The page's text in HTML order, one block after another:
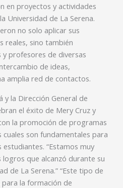
en proyectos y actividades
Universidad de La Serena.
no solo aplicar sus
reales, sino también
profesores de diversas
de ideas,
amplia red de contactos.
y la Dirección General de
el éxito de Mery Cruz y
la promoción de programas
son fundamentales para
“Estamos muy
que alcanzó durante su
de La Serena.” “Este tipo de
para la formación de